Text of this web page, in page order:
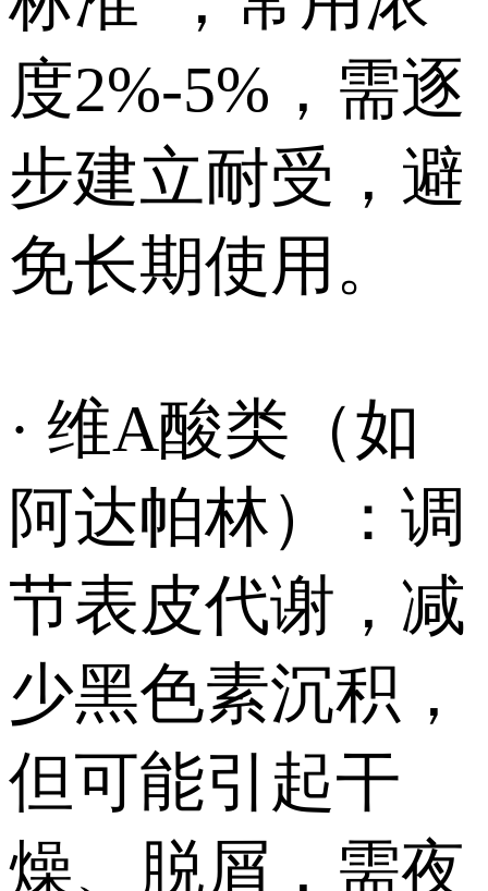
度2%-5%，需逐
步建立耐受，避
免长期使用。
· 维A酸类（如
阿达帕林）：调
节表皮代谢，减
少黑色素沉积，
但可能引起干
燥、脱屑，需夜